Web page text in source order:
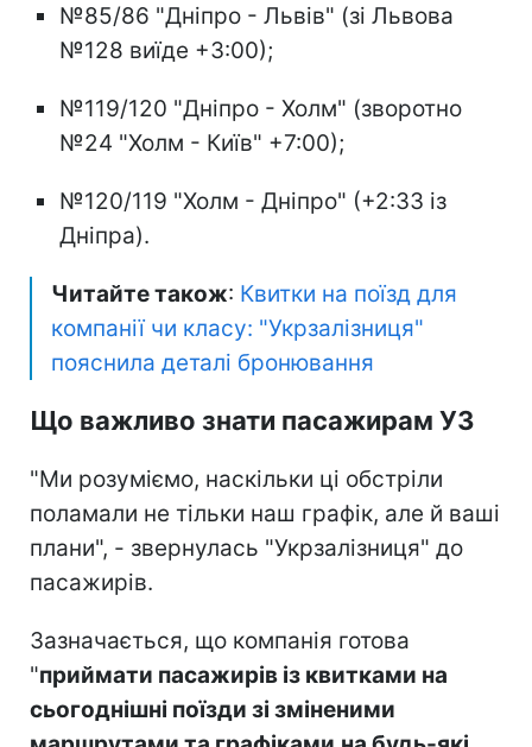
№85/86 "Дніпро - Львів" (зі Львова
№128 виїде +3:00);
№119/120 "Дніпро - Холм" (зворотно
№24 "Холм - Київ" +7:00);
№120/119 "Холм - Дніпро" (+2:33 із
Дніпра).
Читайте також: Квитки на поїзд для
компанії чи класу: "Укрзалізниця"
пояснила деталі бронювання
Що важливо знати пасажирам УЗ
"Ми розуміємо, наскільки ці обстріли
поламали не тільки наш графік, але й ваші
плани", - звернулась "Укрзалізниця" до
пасажирів.
Зазначається, що компанія готова
"приймати пасажирів із квитками на
сьогоднішні поїзди зі зміненими